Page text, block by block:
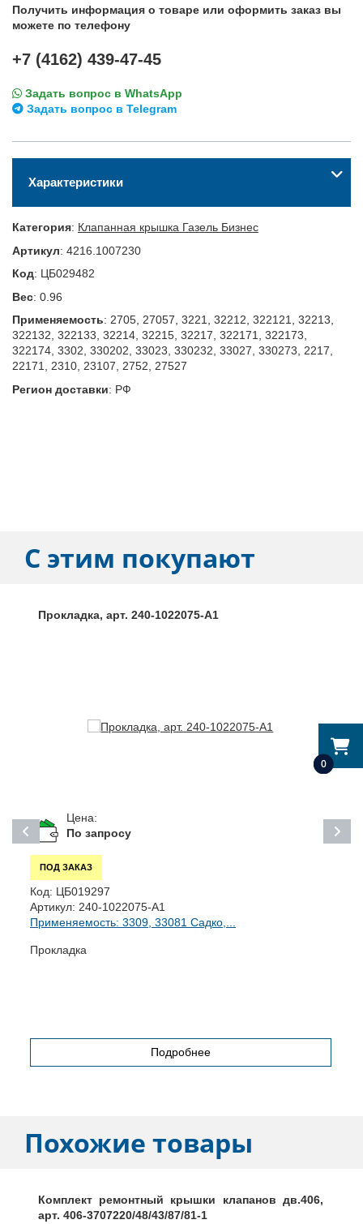
0
Получить информация о товаре или оформить заказ вы
можете по телефону
+7 (4162) 439-47-45
Задать вопрос в WhatsApp
Задать вопрос в Telegram
Характеристики
Категория: Клапанная крышка Газель Бизнес
Артикул: 4216.1007230
Код: ЦБ029482
Вес: 0.96
Применяемость: 2705, 27057, 3221, 32212, 322121, 32213,
322132, 322133, 32214, 32215, 32217, 322171, 322173,
322174, 3302, 330202, 33023, 330232, 33027, 330273, 2217,
22171, 2310, 23107, 2752, 27527
Регион доставки: РФ
С этим покупают
Прокладка, арт. 240-1022075-А1
Цена:
По запросу
ПОД ЗАКАЗ
Код: ЦБ019297
Артикул: 240-1022075-А1
Применяемость: 3309, 33081 Садко,...
Прокладка
Подробнее
Похожие товары
Комплект ремонтный крышки клапанов дв.406,
арт. 406-3707220/48/43/87/81-1